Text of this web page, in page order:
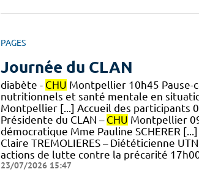
PAGES
Journée du CLAN
diabète - CHU Montpellier 10h45 Pause-
nutritionnels et santé mentale en
Montpellier [...] Accueil des participants
Présidente du CLAN – CHU Montpellier
démocratique Mme Pauline SCHERER
Claire TREMOLIERES – Diététicienne
actions de lutte contre la précarité
23/07/2026 15:47